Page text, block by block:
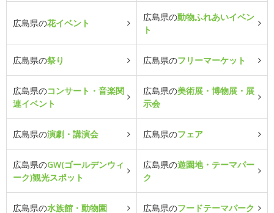
広島県の花イベント
広島県の動物ふれあいイベン
ト
広島県の祭り 広島県のフリーマーケット
広島県のコンサート・音楽関
連イベント
広島県の美術展・博物展・展
示会
広島県の演劇・講演会 広島県のフェア
広島県のGW(ゴールデンウィ
ーク)観光スポット
広島県の遊園地・テーマパー
ク
広島県の水族館・動物園 広島県のフードテーマパーク